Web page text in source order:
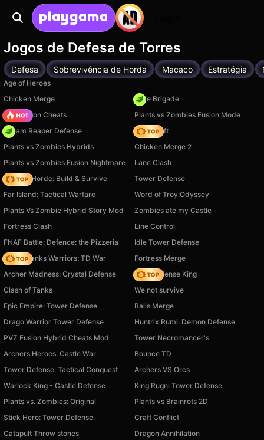
Jogos de Defesa de Torres
Defesa Sobrevivência de Horda Macaco Estratégia
Age of Heroes
Chicken Merge
Core Brigade
PVZ Fusion Cheats
Plants vs Zombies Fusion Mode
Dream Reaper Defense
Trap Craft
Plants vs Zombies Hybrids
Chicken Merge 2
Plants vs Zombies Fusion Nightmare
Lane Clash
Zombie Horde: Build & Survive
Tower Defense
Far Island: Tactical Warfare
Word of Troy:Odyssey
Plants Vs Zombie Hybrid Story Mod
Zombies ate my Castle
Fortress Clash
Line Control
FNAF Battle: Defence: the Pizzeria
Idle Tower Defense
Age of Tanks Warriors: TD War
Fortress Merge
Archer Madness: Crystal Defense
Hero Defense King
Clash of Tanks
We not survive
Epic Empire: Tower Defense
Balls Merge
Drago Warrior Tower Defense
Huntrix Rumi: Demon Defense
PVZ Fusion Hybrid Cheats Mod
Tower Necromancer's
Archers Heroes: Castle War
Bounce TD
Tower Defense: Tactical Conquest
Archers VS Orcs
Warlock King - Castle Defense
King Rugni Tower Defense
Plants vs. Zombies: Original
Plants vs Brainrots 2D
Stick Hero: Tower Defense
Craft Conflict
Catapult Throw stones
Dragon Annihilation